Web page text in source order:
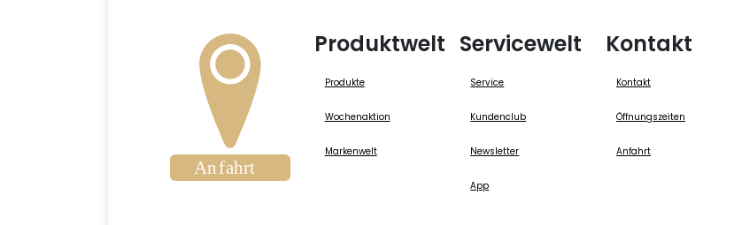
Produktwelt
Produkte
Wochenaktion
Markenwelt
Servicewelt
Service
Kundenclub
Newsletter
App
Kontakt
Kontakt
Öffnungszeiten
Anfahrt